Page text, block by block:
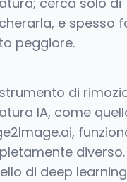
e spesso
peggiore.
di
IA, come
diverso.
di deep learning